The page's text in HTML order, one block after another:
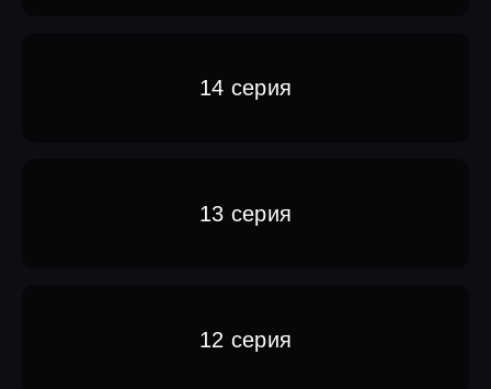
14 серия
13 серия
12 серия